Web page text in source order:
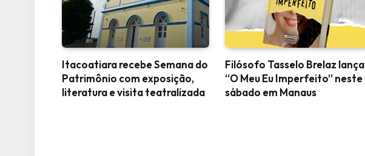
Itacoatiara recebe Semana do
Patrimônio com exposição,
literatura e visita teatralizada
Filósofo Tasselo Brelaz lança
“O Meu Eu Imperfeito” neste
sábado em Manaus